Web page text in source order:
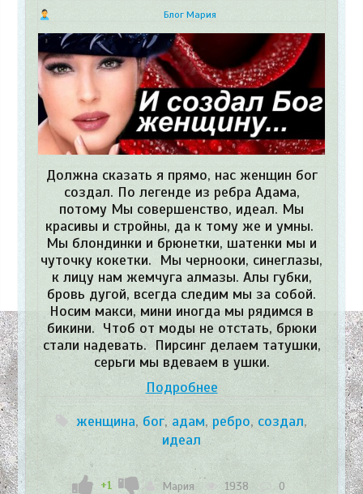
Блог Мария
Должна сказать я прямо, нас женщин бог
создал. По легенде из ребра Адама,
потому Мы совершенство, идеал. Мы
красивы и стройны, да к тому же и умны.
Мы блондинки и брюнетки, шатенки мы и
чуточку кокетки. Мы чернооки, синеглазы,
к лицу нам жемчуга алмазы. Алы губки,
бровь дугой, всегда следим мы за собой.
Носим макси, мини иногда мы рядимся в
бикини. Чтоб от моды не отстать, брюки
стали надевать. Пирсинг делаем татушки,
серьги мы вдеваем в ушки.
Подробнее
женщина, бог,адам, ребро, создал,
идеал
+1 Мария 1938 0